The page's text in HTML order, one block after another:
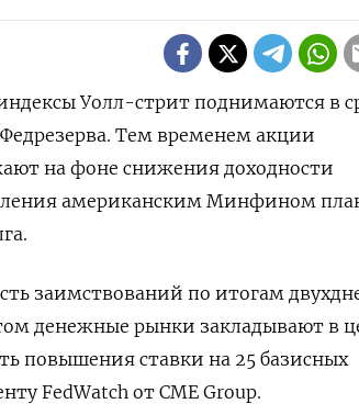
Уолл-стрит поднимаются в
Тем временем акции
на фоне снижения доходности
американским Минфином
заимствований по итогам
денежные рынки закладывают в
повышения ставки на 25 базисных
FedWatch от CME Group.